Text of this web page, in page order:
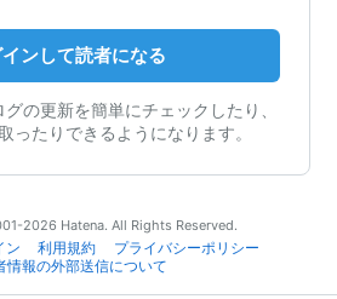
ンして読者になる
の更新を簡単にチェックしたり、
ったりできるようになります。
2026 Hatena. All Rights Reserved.
ン 利用規約
プライバシーポリシー
情報の外部送信について